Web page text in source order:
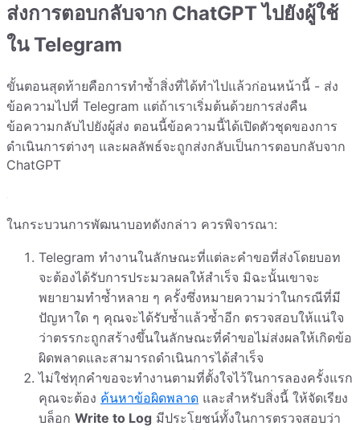
ส่งการตอบกลับจาก ChatGPT ไปยังผู้ใช้
ใน Telegram
ขั้นตอนสุดท้ายคือการทำซ้ำสิ่งที่ได้ทำไปแล้วก่อนหน้านี้ - ส่ง
ข้อความไปที่ Telegram แต่ถ้าเราเริ่มต้นด้วยการส่งคืน
ข้อความกลับไปยังผู้ส่ง ตอนนี้ข้อความนี้ได้เปิดตัวชุดของการ
ดำเนินการต่างๆ และผลลัพธ์จะถูกส่งกลับเป็นการตอบกลับจาก
ChatGPT
ในกระบวนการพัฒนาบอทดังกล่าว ควรพิจารณา:
Telegram ทำงานในลักษณะที่แต่ละคำขอที่ส่งโดยบอท
จะต้องได้รับการประมวลผลให้สำเร็จ มิฉะนั้นเขาจะ
พยายามทำซ้ำหลาย ๆ ครั้งซึ่งหมายความว่าในกรณีที่มี
ปัญหาใด ๆ คุณจะได้รับซ้ำแล้วซ้ำอีก ตรวจสอบให้แน่ใจ
ว่าตรรกะถูกสร้างขึ้นในลักษณะที่คำขอไม่ส่งผลให้เกิดข้อ
ผิดพลาดและสามารถดำเนินการได้สำเร็จ
ไม่ใช่ทุกคำขอจะทำงานตามที่ตั้งใจไว้ในการลองครั้งแรก
คุณจะต้อง ค้นหาข้อผิดพลาด และสำหรับสิ่งนี้ ให้จัดเรียง
บล็อก Write to Log มีประโยชน์ทั้งในการตรวจสอบว่า